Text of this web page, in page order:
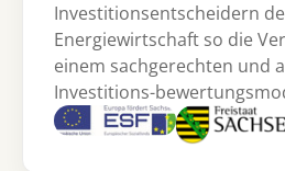
Investitionsentscheidern
Energiewirtschaft so die
einem sachgerechten und
Investitions-